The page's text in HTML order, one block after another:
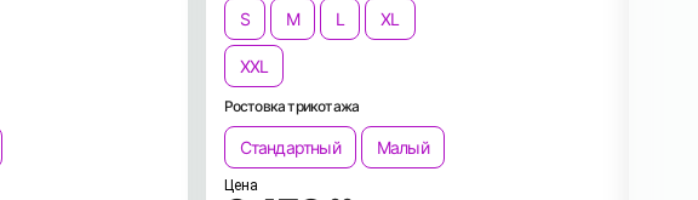
S M L XL
XXL
Ростовка трикотажа
Стандартный Малый
Цена